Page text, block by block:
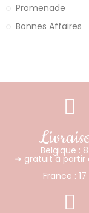
Promenade
Bonnes Affaires
Belgique :
➜ gratuit à partir
France :